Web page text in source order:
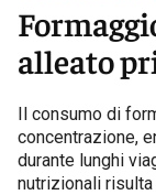
alleato
Il consumo di
concentrazione,
durante lunghi
nutrizionali